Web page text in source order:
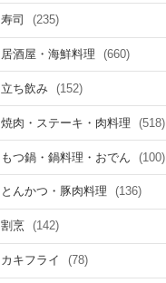
寿司 (235)
居酒屋・海鮮料理 (660)
立ち飲み (152)
焼肉・ステーキ・肉料理 (518)
もつ鍋・鍋料理・おでん (100)
とんかつ・豚肉料理 (136)
割烹 (142)
カキフライ (78)